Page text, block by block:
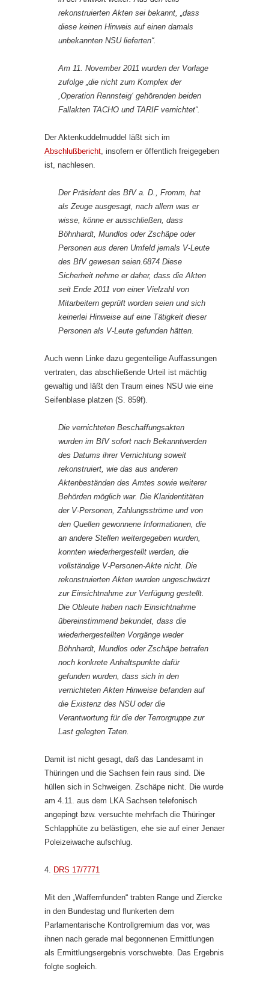
rekonstruierten Akten sei bekannt, „dass
diese keinen Hinweis auf einen damals
unbekannten NSU lieferten“.
Am 11. November 2011 wurden der Vorlage
zufolge „die nicht zum Komplex der
,Operation Rennsteig‘ gehörenden beiden
Fallakten TACHO und TARIF vernichtet“.
Der Aktenkuddelmuddel läßt sich im
Abschlußbericht, insofern er öffentlich freigegeben
ist, nachlesen.
Der Präsident des BfV a. D., Fromm, hat
als Zeuge ausgesagt, nach allem was er
wisse, könne er ausschließen, dass
Böhnhardt, Mundlos oder Zschäpe oder
Personen aus deren Umfeld jemals V-Leute
des BfV gewesen seien.6874 Diese
Sicherheit nehme er daher, dass die Akten
seit Ende 2011 von einer Vielzahl von
Mitarbeitern geprüft worden seien und sich
keinerlei Hinweise auf eine Tätigkeit dieser
Personen als V-Leute gefunden hätten.
Auch wenn Linke dazu gegenteilige Auffassungen
vertraten, das abschließende Urteil ist mächtig
gewaltig und läßt den Traum eines NSU wie eine
Seifenblase platzen (S. 859f).
Die vernichteten Beschaffungsakten
wurden im BfV sofort nach Bekanntwerden
des Datums ihrer Vernichtung soweit
rekonstruiert, wie das aus anderen
Aktenbeständen des Amtes sowie weiterer
Behörden möglich war. Die Klaridentitäten
der V-Personen, Zahlungsströme und von
den Quellen gewonnene Informationen, die
an andere Stellen weitergegeben wurden,
konnten wiederhergestellt werden, die
vollständige V-Personen-Akte nicht. Die
rekonstruierten Akten wurden ungeschwärzt
zur Einsichtnahme zur Verfügung gestellt.
Die Obleute haben nach Einsichtnahme
übereinstimmend bekundet, dass die
wiederhergestellten Vorgänge weder
Böhnhardt, Mundlos oder Zschäpe betrafen
noch konkrete Anhaltspunkte dafür
gefunden wurden, dass sich in den
vernichteten Akten Hinweise befanden auf
die Existenz des NSU oder die
Verantwortung für die der Terrorgruppe zur
Last gelegten Taten.
Damit ist nicht gesagt, daß das Landesamt in
Thüringen und die Sachsen fein raus sind. Die
hüllen sich in Schweigen. Zschäpe nicht. Die wurde
am 4.11. aus dem LKA Sachsen telefonisch
angepingt bzw. versuchte mehrfach die Thüringer
Schlapphüte zu belästigen, ehe sie auf einer Jenaer
Poleizeiwache aufschlug.
4. DRS 17/7771
Mit den „Waffernfunden“ trabten Range und Ziercke
in den Bundestag und flunkerten dem
Parlamentarische Kontrollgremium das vor, was
ihnen nach gerade mal begonnenen Ermittlungen
als Ermittlungsergebnis vorschwebte. Das Ergebnis
folgte sogleich.